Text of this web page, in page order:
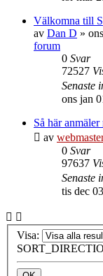
Välkomna till
av Dan D »
forum
0 Svar
72527
Senaste
ons jan
Så här
av
0 Svar
97637
Senaste
tis dec
Visa: